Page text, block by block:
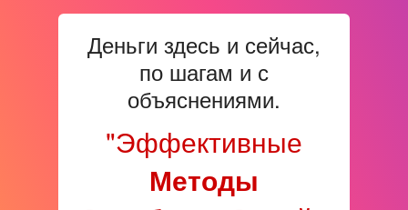
Деньги здесь и сейчас,
по шагам и с
объяснениями.
"Эффективные
Методы